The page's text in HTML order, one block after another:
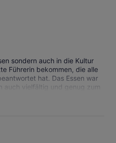
our own food.
sondern auch in die Kultur
Führerin bekommen, die alle
hat. Das Essen war
auch vielfältig und genug zum